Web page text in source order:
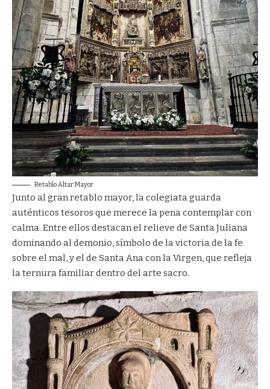
Retablo Altar Mayor
Junto al gran retablo mayor, la colegiata guarda
auténticos tesoros que merece la pena contemplar con
calma. Entre ellos destacan el relieve de Santa Juliana
dominando al demonio, símbolo de la victoria de la fe
sobre el mal, y el de Santa Ana con la Virgen, que refleja
la ternura familiar dentro del arte sacro.